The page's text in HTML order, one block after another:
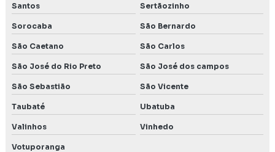
Relatório e plano de controle ambiental
Renovação de licença ambiental
Rima ambiental
Rima relatório de impacto ambiental
Serviço de autorização para intervenções ambientais
Santos Sertãozinho
Sorocaba São Bernardo
São Caetano São Carlos
São José do Rio Preto São José dos campos
São Sebastião São Vicente
Taubaté Ubatuba
Valinhos Vinhedo
Votuporanga